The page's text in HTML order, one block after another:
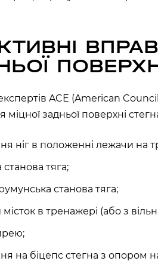
Україна, 10002
область,
ACE (American
міцної задньої поверхні
ніг в положенні лежачи на
тяга;
станова тяга;
в тренажері (або з
на біцепс стегна з опором
60 секунд